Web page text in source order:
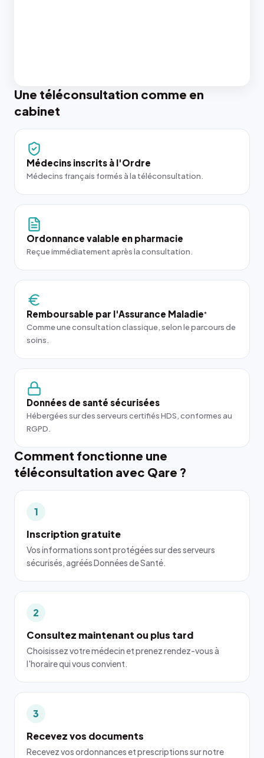
Une téléconsultation comme en
cabinet
Médecins inscrits à l'Ordre
Médecins français formés à la téléconsultation.
Ordonnance valable en pharmacie
Reçue immédiatement après la consultation.
Remboursable par l'Assurance Maladie*
Comme une consultation classique, selon le parcours de
soins.
Données de santé sécurisées
Hébergées sur des serveurs certifiés HDS, conformes au
RGPD.
Comment fonctionne une
téléconsultation avec Qare ?
1
Inscription gratuite
Vos informations sont protégées sur des serveurs
sécurisés, agréés Données de Santé.
2
Consultez maintenant ou plus tard
Choisissez votre médecin et prenez rendez-vous à
l'horaire qui vous convient.
3
Recevez vos documents
Recevez vos ordonnances et prescriptions sur notre